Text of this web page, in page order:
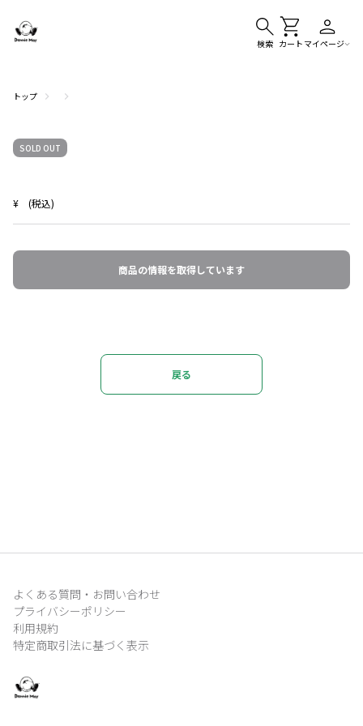
検索 カート マイページ
トップ
SOLD OUT
¥ (税込)
商品の情報を取得しています
戻る
よくある質問・お問い合わせ
プライバシーポリシー
利用規約
特定商取引法に基づく表示